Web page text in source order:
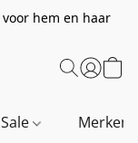
hem en haar
Sale Merken